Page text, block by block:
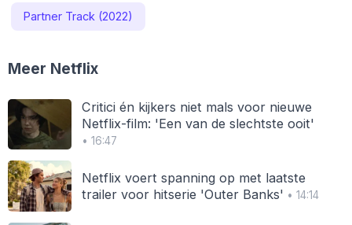
Partner Track (2022)
Meer Netflix
Critici én kijkers niet mals voor nieuwe
Netflix-film: 'Een van de slechtste ooit'
• 16:47
Netflix voert spanning op met laatste
trailer voor hitserie 'Outer Banks' • 14:14